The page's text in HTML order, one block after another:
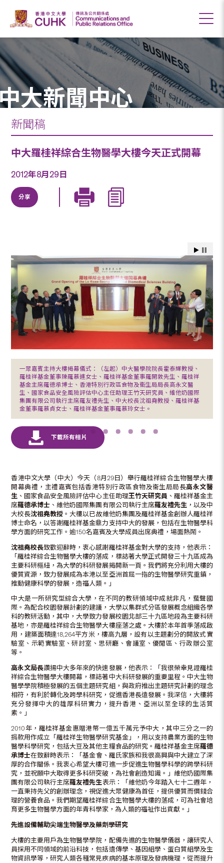
大新聞中心
新聞稿
中大羅桂祥綜合生物醫學大樓今天正式開幕
2012年8月29日
分享
一眾嘉賓主持大樓揭幕儀式：（左起）中大醫學院院長霍泰輝教授、
羅桂祥基金董事陳羅慕連女士、羅桂祥基金董事羅開敦先生、羅桂祥
基金主席羅德承博士、香港特別行政區食物及衞生局局長高永文醫
生、國家食品安全風險評估中心主任助理王竹天研究員、維他奶國際
集團有限公司執行主席羅友禮先生、中大校長沈祖堯教授、羅桂祥基
金董事羅慕貞女士、羅桂祥基金董事羅慕玲女士。
香港中文大學（中大）今天（8月29日）舉行羅桂祥綜合生物醫學大樓
開幕典禮，主禮嘉賓包括香港特別行政區食物及衞生局局長高永文醫
生 、國家食品安全風險評估中心主任助理王竹天研究員 、羅桂祥基金主
席羅德承博士 、維他奶國際集團有限公司執行主席羅友禮先生 ，以及中
大校長沈祖堯教授 。大樓以已故維他奶集團及羅桂祥基金創辦人羅桂祥
博士命名，以答謝羅桂祥基金鼎力支持中大的發展，包括在生物醫學科
學方面的研究工作。逾150名嘉賓及大學成員出席典禮，場面熱鬧。
沈祖堯校長致歡迎辭時，衷心感謝羅桂祥基金對大學的支持，他表示：
「羅桂祥綜合生物醫學大樓的落成，標誌著大學正式開發三十九區成為
主要科研樞紐，為大學的科研發展揭開新一頁。我們將充分利用大樓的
優質資源，致力發展成為本港以至亞洲首屈一指的生物醫學研究重鎮，
推動健康科學的發展，造福人類。」
中大是一所研究型綜合大學，在不同的教研領域中成就非凡，蜚聲國
際。為配合校園發展計劃的建議，大學以集群式分區發展概念組織各學
科的教研活動，其中，大學致力發展校園北部三十九區地段為主要科研
基地，亦是羅桂祥綜合生物醫學大樓座落之處。大樓於本年首季落成啟
用，建築面積達18,264平方米，樓高九層，設有以主題劃分的開放式實
驗室、示範實驗室、研討室、思研廳、會議室、優閒區、行政辦公室
等。
高永文局長讚揚中大多年來的快速發展，他表示：「我很榮幸見證羅桂
祥綜合生物醫學大樓開幕，標誌著中大科研發展的重要里程。中大生物
醫學學院積極發展的五個主題研究組，與政府推出主題研究計劃的理念
相符，有利於轉化及跨學科研究，促進香港長遠發展。我深信，大樓將
充分發揮中大的雄厚科研實力，提升香港、亞洲以至全球的生活質
素。」
2010年，羅桂祥基金惠贈港幣一億五千萬元予中大，其中三分之一的
捐款用作成立「羅桂祥生物醫學研究基金」，用以支持農業方面的生物
醫學科學研究，包括大豆及其他主糧食品的研究。羅桂祥基金主席羅德
承博士在致辭時表示：「基金會、羅氏家族和我很高興與中大建立了深
厚的合作關係。我衷心希望大樓可進一步促進生物醫學科學的跨學科研
究，並祝願中大取得更多科研突破，為社會創造知識。」維他奶國際集
團有限公司執行主席羅友禮先生表示：「維他奶今年踏入七十二週年，
一直秉持先父的創辦理念，視促進大眾健康為首任，提供優質而價錢合
理的營養食品。我們期望羅桂祥綜合生物醫學大樓的落成，可為社會培
育更多生物醫學方面的年青科學家，為人類的福祉作出貢獻。」
先進設備輔助尖端生物醫學及藥劑學研究
大樓的主要用戶為生物醫學學院，配備先進的生物醫學儀器，讓研究人
員採用不同領域的前沿科技，包括遺傳學、基因組學、蛋白質組學及生
物資訊學等，研究人類各種常見疾病的基本原理及發病機理，從而提升